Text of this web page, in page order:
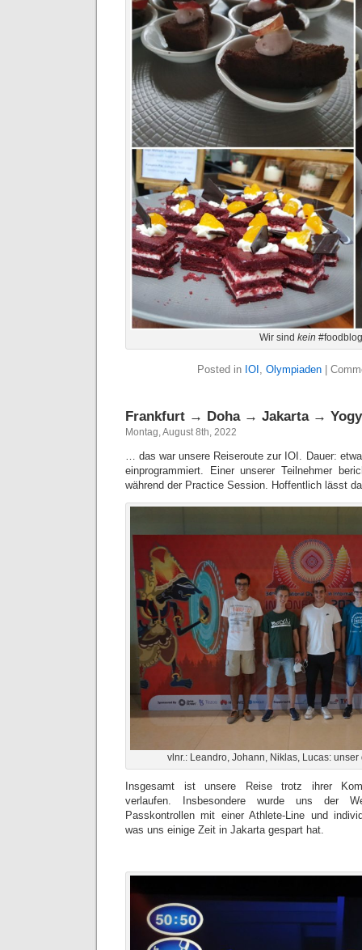
Wir sind kein
Posted in IOI , Olympiaden
Frankfurt → Doha → Jakarta →
Montag, August 8th, 2022
… das war unsere Reiseroute zur IOI. Dauer:
einprogrammiert. Einer unserer Teilnehmer
während der Practice Session. Hoffentlich lässt
vlnr.: Leandro, Johann, Niklas, Lucas: unser
Insgesamt ist unsere Reise trotz ihrer
verlaufen. Insbesondere wurde uns der
Passkontrollen mit einer Athlete-Line und
was uns einige Zeit in Jakarta gespart hat.